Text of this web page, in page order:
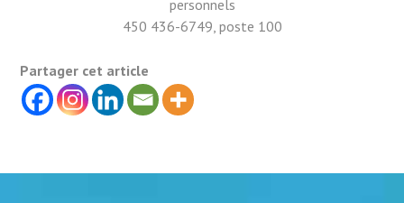
personnels
450 436-6749, poste 100
Partager cet article